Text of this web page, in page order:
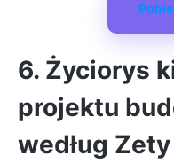
6. Życiorys
projektu
według Zety